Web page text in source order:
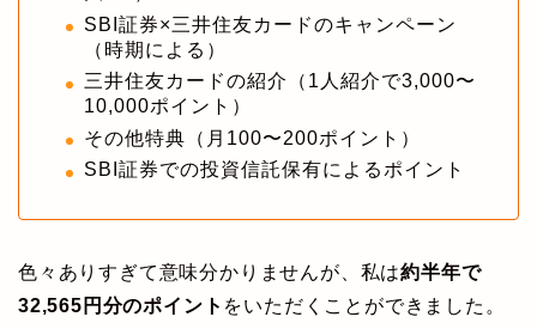
SBI証券×三井住友カードのキャンペーン
（時期による）
三井住友カードの紹介（1人紹介で3,000〜
10,000ポイント）
その他特典（月100〜200ポイント）
SBI証券での投資信託保有によるポイント
色々ありすぎて意味分かりませんが、私は約半年で
32,565円分のポイント をいただくことができました。